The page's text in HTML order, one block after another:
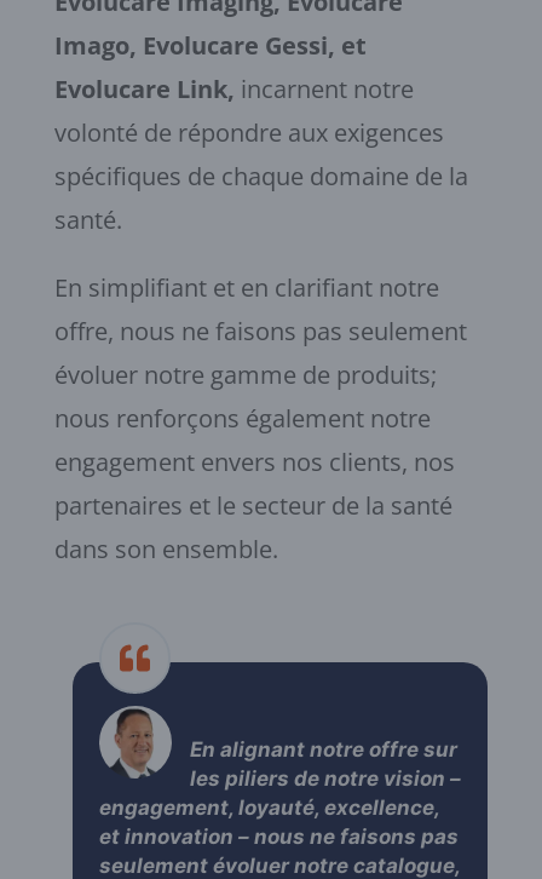
Imago, Evolucare Gessi, et
Evolucare Link, incarnent notre
volonté de répondre aux exigences
spécifiques de chaque domaine de la
santé.
En simplifiant et en clarifiant notre
offre, nous ne faisons pas seulement
évoluer notre gamme de produits;
nous renforçons également notre
engagement envers nos clients, nos
partenaires et le secteur de la santé
dans son ensemble.
En alignant notre offre sur
les piliers de notre vision –
engagement, loyauté, excellence,
et innovation – nous ne faisons pas
seulement évoluer notre catalogue,